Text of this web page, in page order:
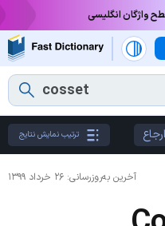
واژگان انگلیسی
ارجاع ترتیب نمایش نتایج
آخرین به‌روزرسانی: ۲۶ خرداد ۱۳۹۹